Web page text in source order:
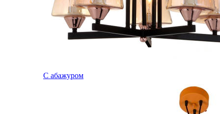
С абажуром